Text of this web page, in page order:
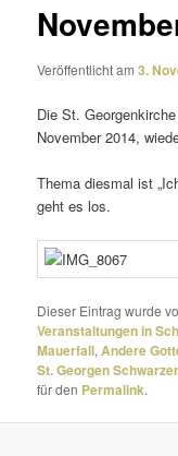
Veröffentlicht am3.
Die St.
November 2014,
Thema diesmal ist
geht es los.
Dieser Eintrag wurde
Veranstaltungen in
Mauerfall,Andere
St. Georgen
für den Permalink.